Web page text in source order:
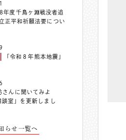
年度千鳥ヶ淵戦没者追
正平和祈願法要につい
「令和８年熊本地震」
さんに聞いてみよ
談室」を更新しまし
らせ一覧へ